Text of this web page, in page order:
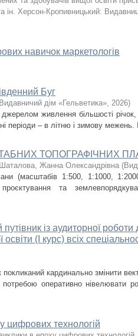
ін. Херсон-Кропивницький:
навичок маркетологів
Буг
Видавничий дім «Гельветика», 2026)
джерелом живлення більшості
періоди – в літню і зимову межень.
ТОПОГРАФІЧНИХ
Шаталова, Жанна Олександрівна (
(масштабів 1:500, 1:1000,
проєктування та
із аудиторної
освіти (І курс) всіх
кардинально змінити
оперативно нівелювати
цифрових технологій